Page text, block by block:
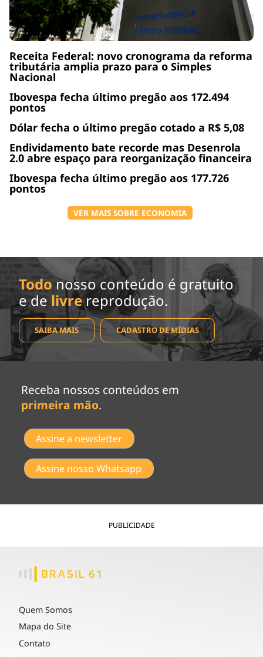
Receita Federal: novo cronograma da reforma
tributária amplia prazo para o Simples
Nacional
Ibovespa fecha último pregão aos 172.494
pontos
Dólar fecha o último pregão cotado a R$ 5,08
Endividamento bate recorde mas Desenrola
2.0 abre espaço para reorganização financeira
Ibovespa fecha último pregão aos 177.726
pontos
VER MAIS SOBRE ECONOMIA
Todo nosso conteúdo é gratuito
e de livrereprodução.
SAIBA MAIS CADASTRO DE MÍDIAS
Receba nossos conteúdos em
primeira mão.
Assine a newsletter
Assine nosso Whatsapp
PUBLICIDADE
Quem Somos
Mapa do Site
Contato